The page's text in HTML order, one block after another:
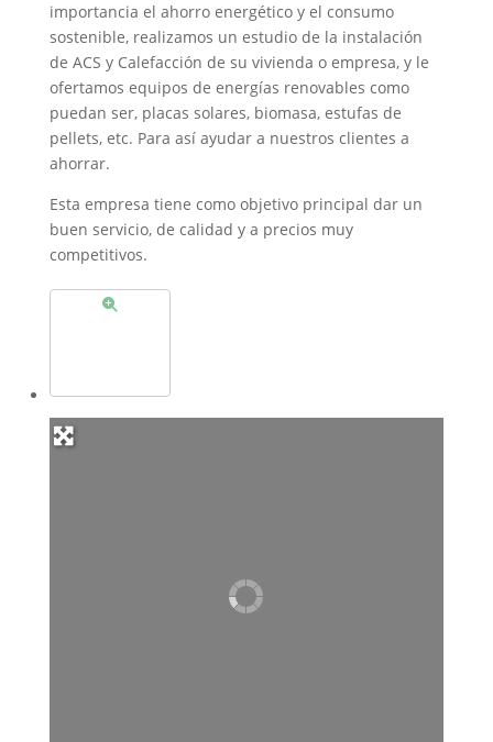
importancia el ahorro energético y el consumo
sostenible, realizamos un estudio de la instalación
de ACS y Calefacción de su vivienda o empresa, y le
ofertamos equipos de energías renovables como
puedan ser, placas solares, biomasa, estufas de
pellets, etc. Para así ayudar a nuestros clientes a
ahorrar.
Esta empresa tiene como objetivo principal dar un
buen servicio, de calidad y a precios muy
competitivos.